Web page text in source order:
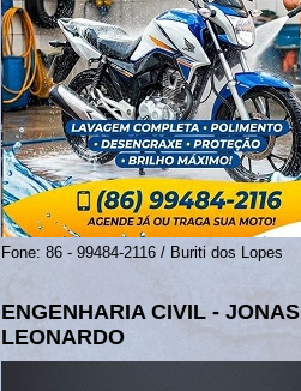
Fone: 86 - 99484-2116 / Buriti dos Lopes
ENGENHARIA CIVIL - JONAS
LEONARDO